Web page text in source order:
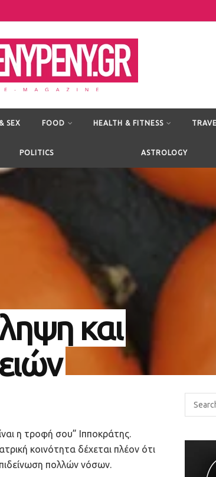
SEX FOOD HEALTH & FITNESS
POLITICS ASTROLOGY
και
η τροφή σου” Ιπποκράτης.
κοινότητα δέχεται πλέον ότι
πολλών νόσων.